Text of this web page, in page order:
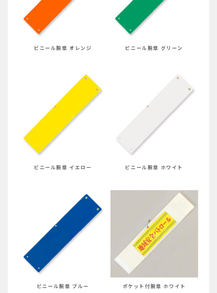
ビニール腕章 オレンジ ビニール腕章 グリーン
ビニール腕章 イエロー ビニール腕章 ホワイト
ビニール腕章 ブルー ポケット付腕章 ホワイト